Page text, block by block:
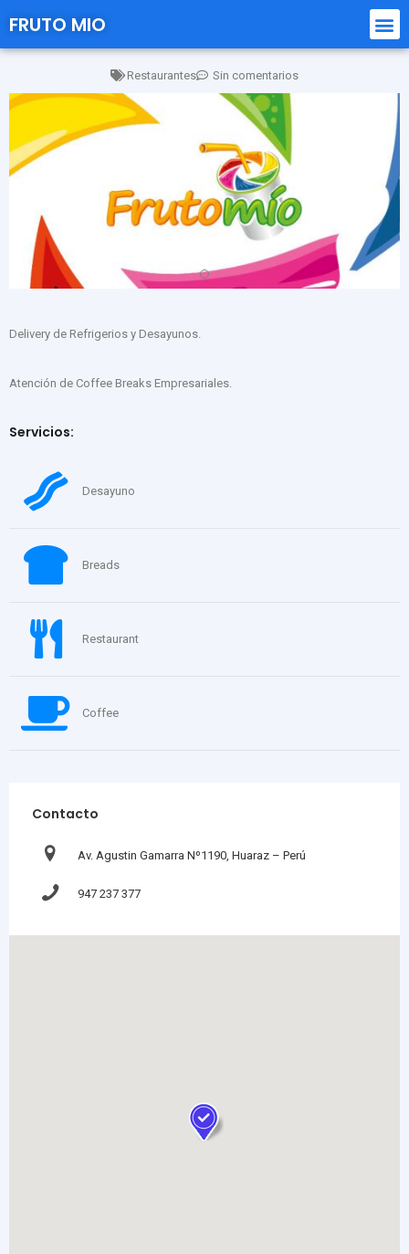
FRUTO MIO
Restaurantes Sin comentarios
Delivery de Refrigerios y Desayunos.
Atención de Coffee Breaks Empresariales.
Servicios:
Desayuno
Breads
Restaurant
Coffee
Contacto
Av. Agustin Gamarra Nº1190, Huaraz – Perú
947 237 377